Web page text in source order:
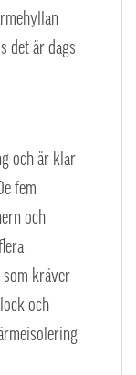
det är dags
och är klar
fem
och
kräver
och